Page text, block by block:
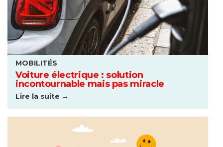
MOBILITÉS
Voiture électrique : solution
incontournable mais pas miracle
Lire la suite →